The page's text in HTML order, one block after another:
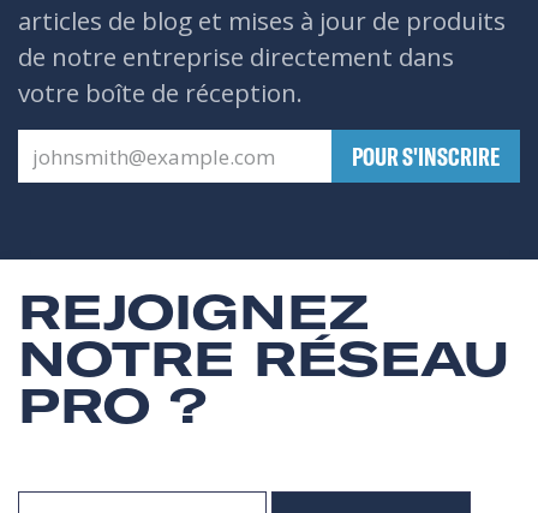
articles de blog et mises à jour de produits
de notre entreprise directement dans
votre boîte de réception.
​POUR S'INSCRIRE
REJOIGNEZ
NOTRE RÉSEAU
PRO ?